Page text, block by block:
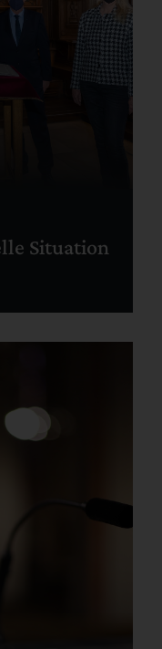
Situation